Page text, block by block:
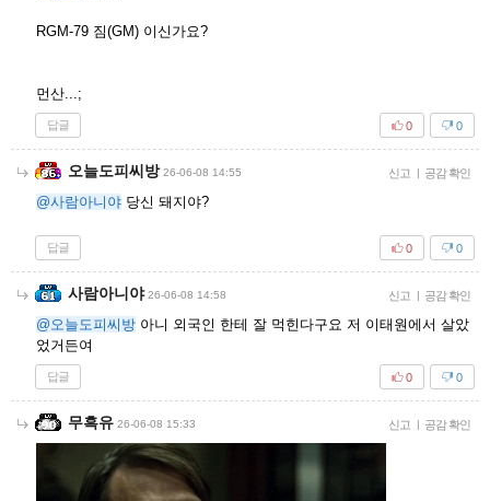
RGM-79 짐(GM) 이신가요?
먼산...;
답글 0
0
오늘도피씨방 26-06-08 14:55 신고 | 공감 확인
@사람아니야 당신 돼지야?
답글 0
0
사람아니야 26-06-08 14:58 신고 | 공감 확인
@오늘도피씨방 아니 외국인 한테 잘 먹힌다구요 저 이태원에서 살았
었거든여
답글 0
0
무흑유 26-06-08 15:33 신고 | 공감 확인